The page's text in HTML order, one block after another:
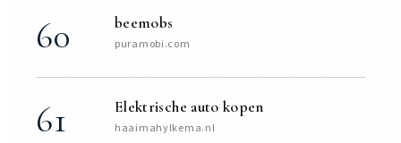
60 beemobs
puramobi.com
61 Elektrische auto kopen
haaimahylkema.nl